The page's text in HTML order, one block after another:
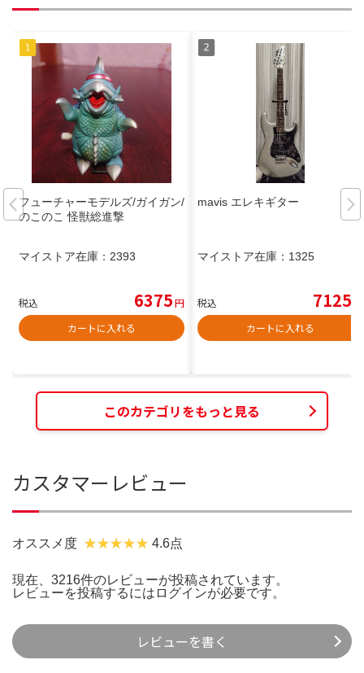
フューチャーモデルズ/ガイガン/
のこのこ 怪獣総進撃
マイストア在庫： 2393
税込 6375円
カートに入れる
mavis エレキギター
マイストア在庫： 1325
税込 7125
カートに入れる
このカテゴリをもっと見る
カスタマーレビュー
オススメ度 4.6点
現在、3216件のレビューが投稿されています。
レビューを投稿するには ログインが必要です。
レビューを書く